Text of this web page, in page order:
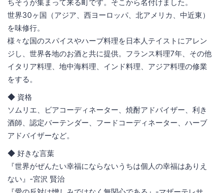
ちそうが集まって来る町です。そこから名付けました。
世界30ヶ国（アジア、西ヨーロッパ、北アメリカ、中近東）
を味修行。
様々な国のスパイスやハーブ料理を日本人テイストにアレン
ジし、世界各地のお酒と共に提供。フランス料理7年、その他
イタリア料理、地中海料理、インド料理、アジア料理の修業
をする。
◆ 資格
ソムリエ、ビアコーディネーター、焼酎アドバイザー、利き
酒師、認定バーテンダー、フードコーディネーター、ハーブ
アドバイザーなど。
◆ 好きな言葉
『世界がぜんたい幸福にならないうちは個人の幸福はありえ
ない』-宮沢 賢治